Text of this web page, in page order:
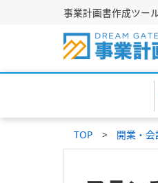
事業計画書作成ツー
TOP 開業・